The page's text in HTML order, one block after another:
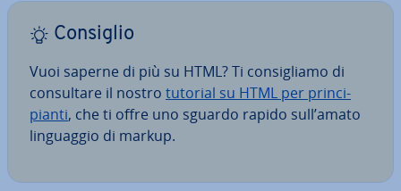
Consiglio
Vuoi saperne di più su HTML? Ti con­si­glia­mo di
con­sul­ta­re il nostro tutorial su HTML per prin­ci­
pian­ti, che ti offre uno sguardo rapido sull’amato
lin­guag­gio di markup.